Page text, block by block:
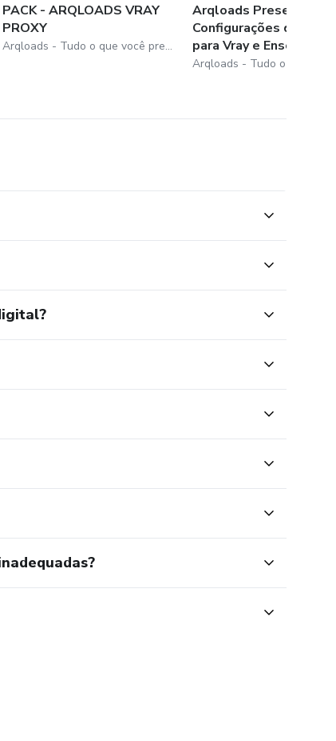
PACK - ARQLOADS VRAY
PROXY
Arqloads - Tudo o que você precisa para Sketchup, Enscape, Vray e D5 render
Arqloads Presets -
Configurações de render
para Vray e Ensca...